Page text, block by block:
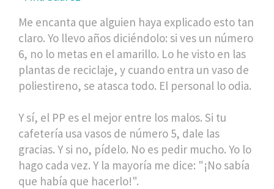
Me encanta que alguien haya explicado esto tan
claro. Yo llevo años diciéndolo: si ves un número
6, no lo metas en el amarillo. Lo he visto en las
plantas de reciclaje, y cuando entra un vaso de
poliestireno, se atasca todo. El personal lo odia.
Y sí, el PP es el mejor entre los malos. Si tu
cafetería usa vasos de número 5, dale las
gracias. Y si no, pídelo. No es pedir mucho. Yo lo
hago cada vez. Y la mayoría me dice: "¡No sabía
que había que hacerlo!".